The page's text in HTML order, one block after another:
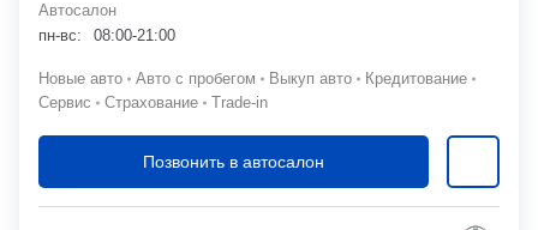
Автосалон
пн-вс:
08:00-21:00
Новые авто Авто с пробегом Выкуп авто
Кредитование
Сервис
Страхование Trade-in
Позвонить в автосалон